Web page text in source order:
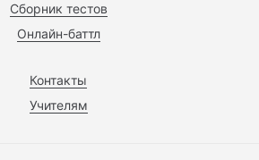
Сборник тестов
Онлайн-баттл
Контакты
Учителям